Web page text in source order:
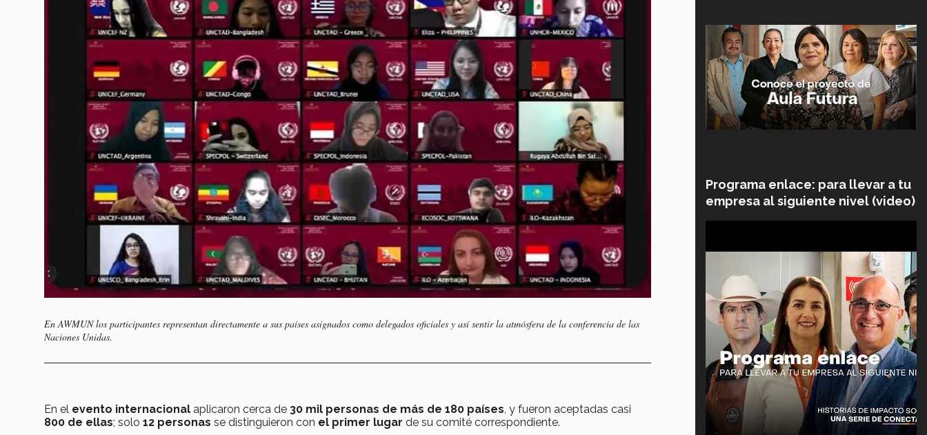
En AWMUN los participantes representan directamente a sus países asignados como delegados oficiales y así sentir la atmósfera de la conferencia de las
Naciones Unidas.
En el evento internacional aplicaron cerca de 30 mil personas de más de 180 países, y fueron aceptadas casi
800 de ellas; solo 12 personas se distinguieron con el primer lugar de su comité correspondiente.
Programa enlace: para llevar a tu
empresa al siguiente nivel (video)